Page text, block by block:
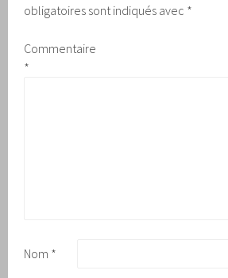
obligatoires sont indiqués avec *
Commentaire
*
Nom *